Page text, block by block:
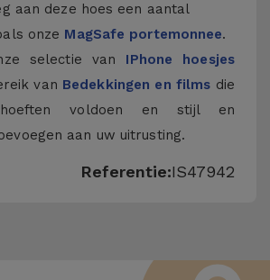
aan deze hoes een aantal
onze MagSafe portemonnee.
selectie van IPhone hoesjes
van Bedekkingen en films die
voldoen en stijl en
aan uw uitrusting.
Referentie:IS47942